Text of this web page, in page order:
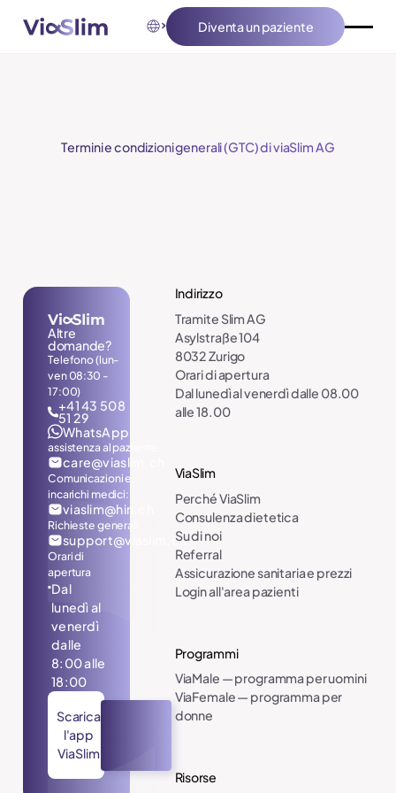
Diventa un paziente
Diventa un paziente
Termini e condizioni generali (GTC) di viaSlim AG
Altre
domande?
Telefono (lun-
ven 08:30 -
17:00)
+41 43 508
51 29
WhatsApp
assistenza al paziente:
care@viaslim.ch
Comunicazioni e
incarichi medici:
viaslim@hin.ch
Richieste generali
support@viaslim.ch
Orari di
apertura
Dal
lunedì al
venerdì
dalle
8:00 alle
18:00
Scarica
l'app
ViaSlim
Indirizzo
Tramite Slim AG
Asylstraße 104
8032 Zurigo
Orari di apertura
Dal lunedì al venerdì dalle 08.00
alle 18.00
ViaSlim
Perché ViaSlim
Consulenza dietetica
Su di noi
Referral
Assicurazione sanitaria e prezzi
Login all'area pazienti
Programmi
ViaMale — programma per uomini
ViaFemale — programma per
donne
Risorse